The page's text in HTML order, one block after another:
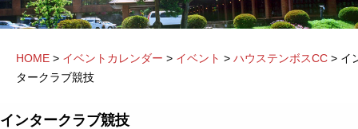
HOME > イベントカレンダー > イベント > ハウステンボスCC > イ
タークラブ競技
インタークラブ競技